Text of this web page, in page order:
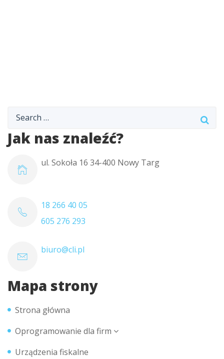
Jak nas znaleźć?
ul. Sokoła 16 34-400 Nowy Targ
18 266 40 05
605 276 293
biuro@cli.pl
Mapa strony
Strona główna
Oprogramowanie dla firm
Urządzenia fiskalne